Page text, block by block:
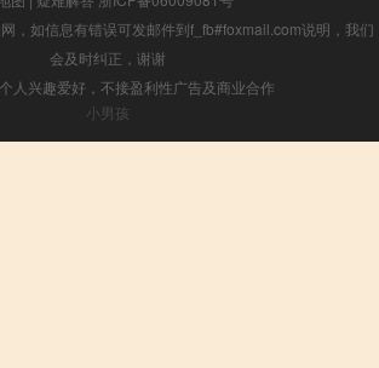
，如信息有错误可发邮件到f_fb#foxmail.com说明，我们
会及时纠正，谢谢
人兴趣爱好，不接盈利性广告及商业合作
小男孩